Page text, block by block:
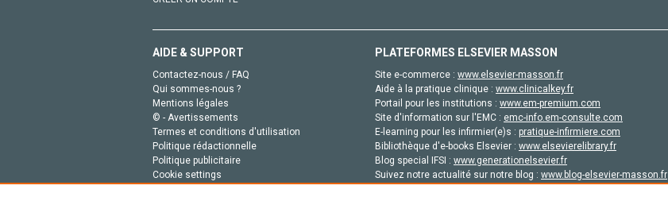
AIDE & SUPPORT
Contactez-nous / FAQ
Qui sommes-nous ?
Mentions légales
© - Avertissements
Termes et conditions d'utilisation
Politique rédactionnelle
Politique publicitaire
Cookie settings
PLATEFORMES ELSEVIER MASSON
Site e-commerce : www.elsevier-masson.fr
Aide à la pratique clinique : www.clinicalkey.fr
Portail pour les institutions : www.em-premium.com
Site d'information sur l'EMC : emc-info.em-consulte.com
E-learning pour les infirmier(e)s : pratique-infirmiere.com
Bibliothèque d'e-books Elsevier : www.elsevierelibrary.fr
Blog special IFSI : www.generationelsevier.fr
Suivez notre actualité sur notre blog : www.blog-elsevier-masson.fr